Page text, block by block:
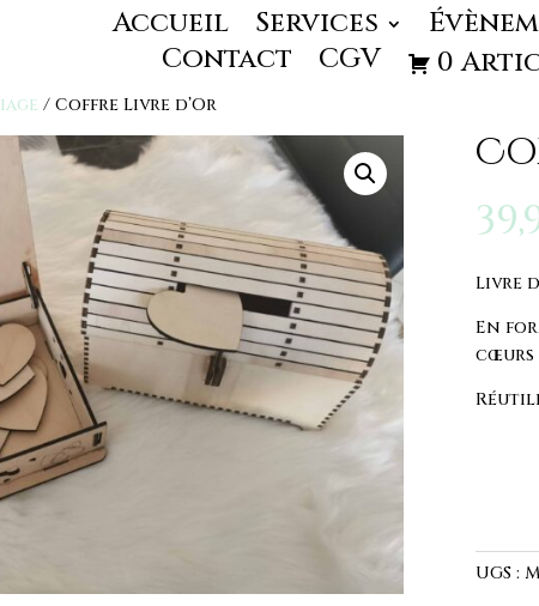
Accueil Services
Contact
CGV 0
/ Coffre Livre d’Or
Livre
En
cœurs
UGS :